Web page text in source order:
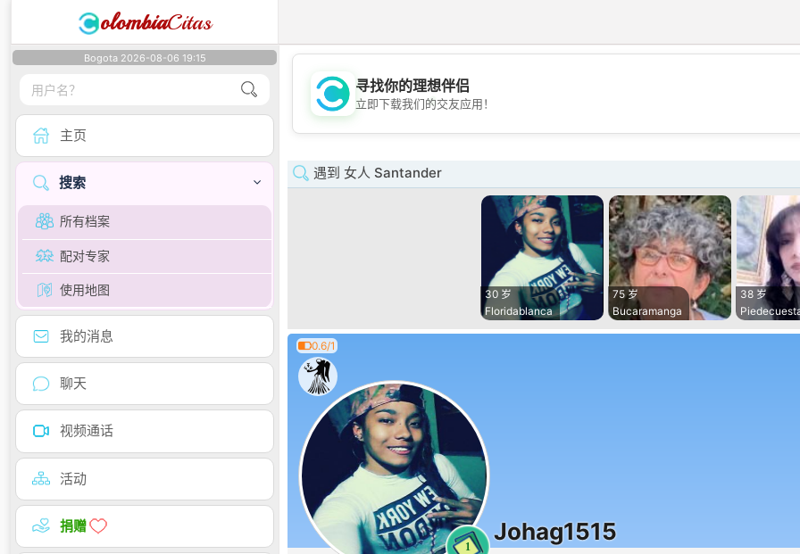
olombiaCitas
Bogota 2026-08-06 19:15
主页
搜索
所有档案
配对专家
使用地图
我的消息
聊天
视频通话
活动
捐赠
💖
💕
寻找你的理想伴侣
立即下载我们的交友应用！
遇到 女人 Santander
30 岁
Floridablanca
75 岁
Bucaramanga
38 岁
0.6/1
1
Johag1515